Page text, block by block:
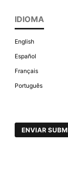
IDIOMA
English
Español
Français
Português
ENVIAR